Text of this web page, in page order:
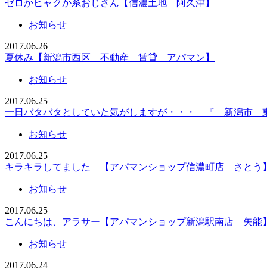
ゼロかヒャクか系おじさん【信濃土地 阿久津】
お知らせ
2017.06.26
夏休み【新潟市西区 不動産 賃貸 アパマン】
お知らせ
2017.06.25
一日バタバタとしていた気がしますが・・・ 『 新潟市
お知らせ
2017.06.25
キラキラしてました 【アパマンショップ信濃町店 さとう】
お知らせ
2017.06.25
こんにちは、アラサー【アパマンショップ新潟駅南店 矢能】
お知らせ
2017.06.24